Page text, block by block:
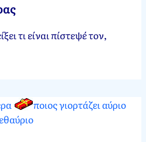
τι είναι πίστεψέ τον,
ποιος γιορτάζει αύριο